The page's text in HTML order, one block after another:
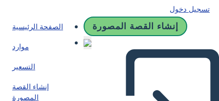
تسجيل دخول
الصفحة الرئيسية
موارد
التسعير
إنشاء القصة
المصورة
إنشاء القصة المصورة